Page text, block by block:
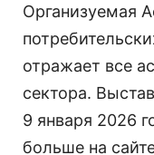
Организуемая
отражает все
сектора.
9 января 2026
больше на